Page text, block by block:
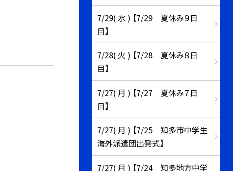
7/29( 水 ) 【7/29 夏休み９日
目】
7/28( 火 ) 【7/28 夏休み８日
目】
7/27( 月 ) 【7/27 夏休み７日
目】
7/27( 月 ) 【7/25 知多市中学生
海外派遣団出発式】
7/27( 月 ) 【7/24 知多地方中学